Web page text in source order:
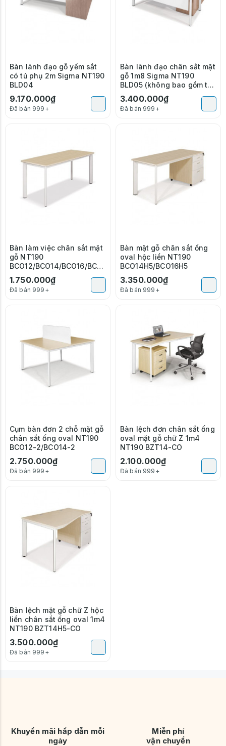
Bàn lãnh đạo gỗ yếm sắt
có tủ phụ 2m Sigma NT190
BLD04
9.170.000₫
Đã bán 999+
Bàn lãnh đạo chân sắt mặt
gỗ 1m8 Sigma NT190
BLD05 (không bao gồm tủ
phụ)
3.400.000₫
Đã bán 999+
Bàn làm việc chân sắt mặt
gỗ NT190
BCO12/BCO14/BCO16/BCO1
8B
1.750.000₫
Đã bán 999+
Bàn mặt gỗ chân sắt ống
oval hộc liền NT190
BCO14H5/BCO16H5
3.350.000₫
Đã bán 999+
Cụm bàn đơn 2 chỗ mặt gỗ
chân sắt ống oval NT190
BCO12-2/BCO14-2
2.750.000₫
Đã bán 999+
Bàn lệch đơn chân sắt ống
oval mặt gỗ chữ Z 1m4
NT190 BZT14-CO
2.100.000₫
Đã bán 999+
Bàn lệch mặt gỗ chữ Z hộc
liền chân sắt ống oval 1m4
NT190 BZT14H5-CO
3.500.000₫
Đã bán 999+
Khuyến mãi hấp dẫn mỗi
ngày
Miễn phí
vận chuyển